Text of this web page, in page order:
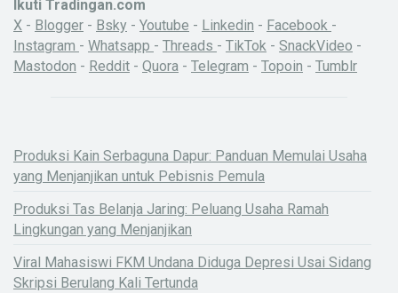
Ikuti Tradingan.com
X - Blogger - Bsky - Youtube - Linkedin - Facebook -
Instagram - Whatsapp - Threads - TikTok - SnackVideo -
Mastodon - Reddit - Quora - Telegram - Topoin - Tumblr
Produksi Kain Serbaguna Dapur: Panduan Memulai Usaha
yang Menjanjikan untuk Pebisnis Pemula
Produksi Tas Belanja Jaring: Peluang Usaha Ramah
Lingkungan yang Menjanjikan
Viral Mahasiswi FKM Undana Diduga Depresi Usai Sidang
Skripsi Berulang Kali Tertunda